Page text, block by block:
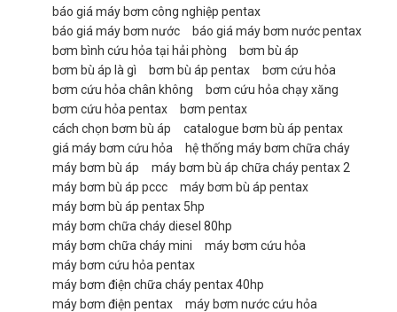
báo giá máy bơm công nghiệp pentax
báo giá máy bơm nước
báo giá máy bơm nước pentax
bơm bình cứu hỏa tại hải phòng
bơm bù áp
bơm bù áp là gì
bơm bù áp pentax
bơm cứu hỏa
bơm cứu hỏa chân không
bơm cứu hỏa chạy xăng
bơm cứu hỏa pentax
bơm pentax
cách chọn bơm bù áp
catalogue bơm bù áp pentax
giá máy bơm cứu hỏa
hệ thống máy bơm chữa cháy
máy bơm bù áp
máy bơm bù áp chữa cháy pentax 2
máy bơm bù áp pccc
máy bơm bù áp pentax
máy bơm bù áp pentax 5hp
máy bơm chữa cháy diesel 80hp
máy bơm chữa cháy mini
máy bơm cứu hỏa
máy bơm cứu hỏa pentax
máy bơm điện chữa cháy pentax 40hp
máy bơm điện pentax
máy bơm nước cứu hỏa